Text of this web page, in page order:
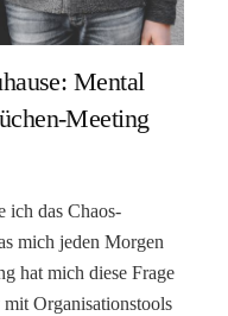
Mental
Meeting
ich das Chaos-
mich jeden Morgen
hat mich diese Frage
Organisationstools